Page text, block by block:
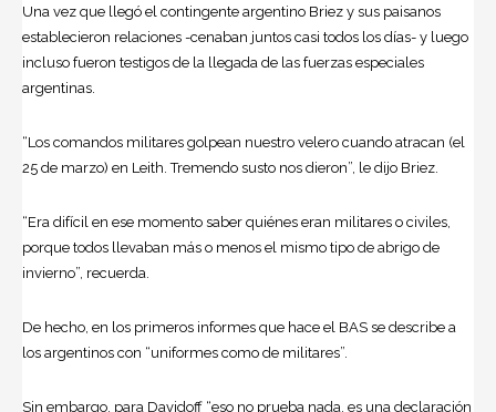
Una vez que llegó el contingente argentino Briez y sus paisanos
establecieron relaciones -cenaban juntos casi todos los días- y luego
incluso fueron testigos de la llegada de las fuerzas especiales
argentinas.
“Los comandos militares golpean nuestro velero cuando atracan (el
25 de marzo) en Leith. Tremendo susto nos dieron”, le dijo Briez.
“Era difícil en ese momento saber quiénes eran militares o civiles,
porque todos llevaban más o menos el mismo tipo de abrigo de
invierno”, recuerda.
De hecho, en los primeros informes que hace el BAS se describe a
los argentinos con “uniformes como de militares”.
Sin embargo, para Davidoff “eso no prueba nada, es una declaración